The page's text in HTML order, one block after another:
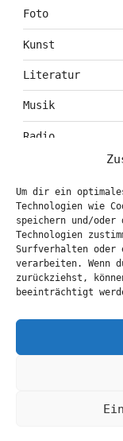
Um dir ein
Technologien wie
speichern und/oder
Technologien
Surfverhalten oder
verarbeiten. Wenn
zurückziehst,
beeinträchtigt
Foto
Kunst
Literatur
Musik
Radio
Theater
KONTAKT &